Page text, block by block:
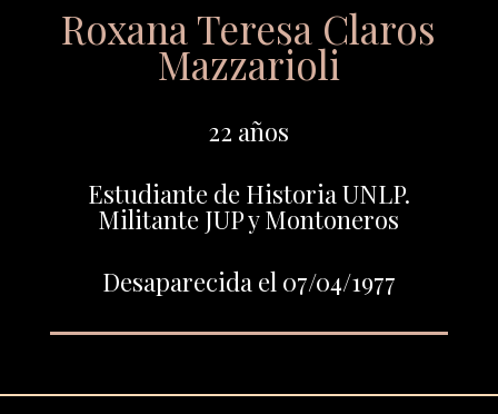
Roxana Teresa Claros
Mazzarioli
22 años
Estudiante de Historia UNLP.
Militante JUP y Montoneros
Desaparecida el 07/04/1977